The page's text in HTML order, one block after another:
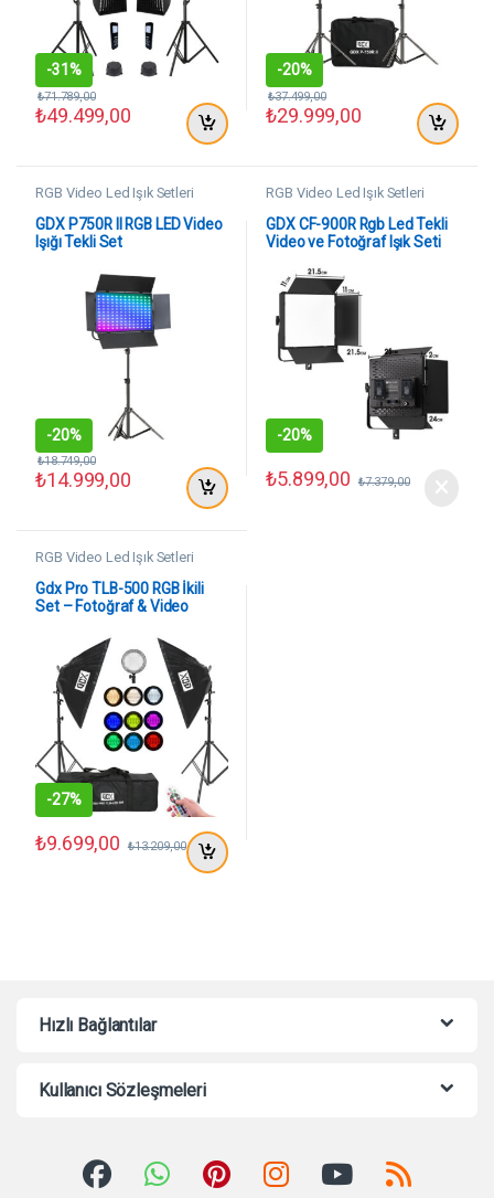
-31%
₺49.499,00
₺71.789,00
-20%
₺29.999,00
₺37.499,00
RGB Video Led Işık Setleri
GDX P750R II RGB LED Video
Işığı Tekli Set
-20%
₺14.999,00
₺18.749,00
RGB Video Led Işık Setleri
GDX CF-900R Rgb Led Tekli
Video ve Fotoğraf Işık Seti
-20%
₺5.899,00 ₺7.379,00
RGB Video Led Işık Setleri
Gdx Pro TLB-500 RGB İkili
Set – Fotoğraf & Video
-27%
₺9.699,00 ₺13.209,00
Hızlı Bağlantılar
Kullanıcı Sözleşmeleri